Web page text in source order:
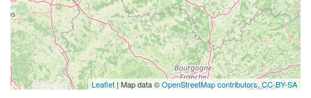
Leaflet | Map data ©OpenStreetMap contributors,CC-BY-SA